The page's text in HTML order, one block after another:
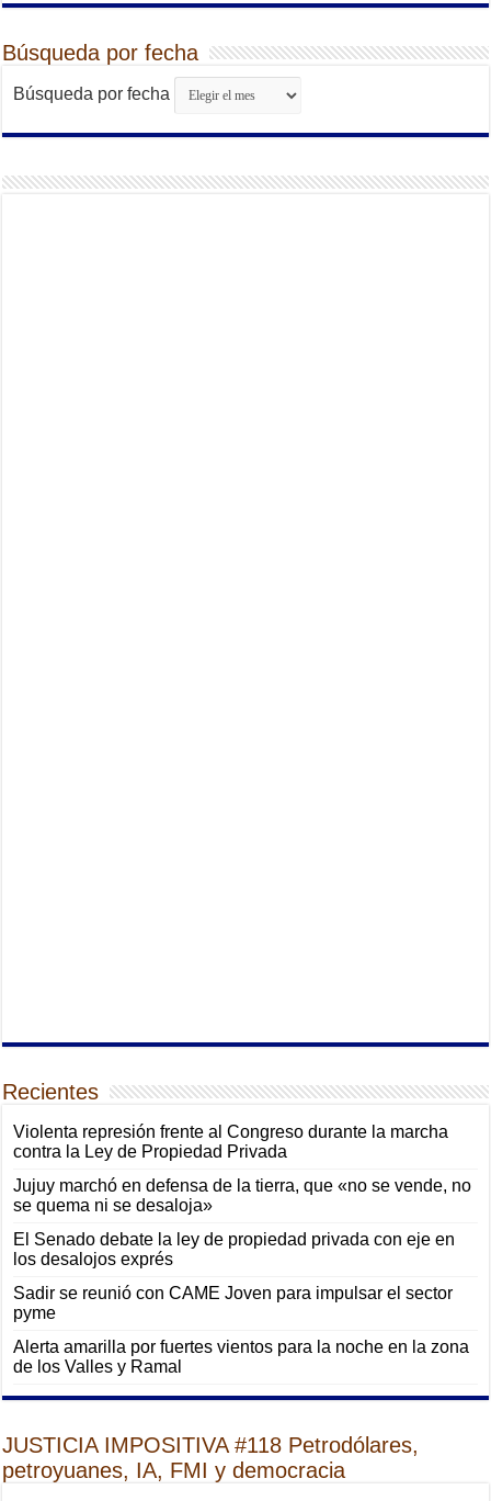
Búsqueda por fecha
Búsqueda por fecha
Recientes
Violenta represión frente al Congreso durante la marcha
contra la Ley de Propiedad Privada
Jujuy marchó en defensa de la tierra, que «no se vende, no
se quema ni se desaloja»
El Senado debate la ley de propiedad privada con eje en
los desalojos exprés
Sadir se reunió con CAME Joven para impulsar el sector
pyme
Alerta amarilla por fuertes vientos para la noche en la zona
de los Valles y Ramal
JUSTICIA IMPOSITIVA #118 Petrodólares,
petroyuanes, IA, FMI y democracia